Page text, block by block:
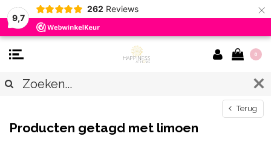
9,7
262 Reviews ×
0
Terug
Producten getagd met limoen